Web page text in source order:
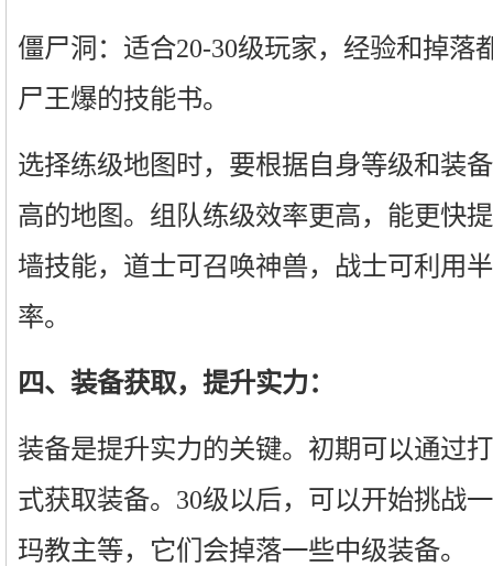
僵尸洞：适合20-30级玩家，经验和掉落
尸王爆的技能书。
选择练级地图时，要根据自身等级和装
高的地图。组队练级效率更高，能更快
墙技能，道士可召唤神兽，战士可利用
率。
四、装备获取，提升实力：
装备是提升实力的关键。初期可以通过
式获取装备。30级以后，可以开始挑战
玛教主等，它们会掉落一些中级装备。